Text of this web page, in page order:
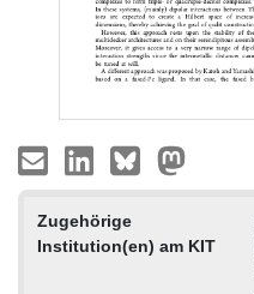
Zugehörige
Institution(en) am KIT